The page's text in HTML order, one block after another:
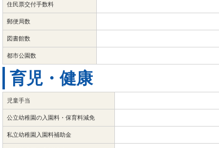
住民票交付手数料
郵便局数
図書館数
都市公園数
育児・健康
児童手当
公立幼稚園の入園料・保育料減免
私立幼稚園入園料補助金